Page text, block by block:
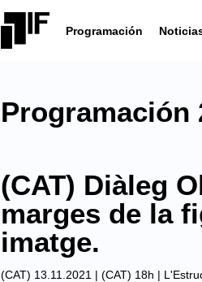
Programación
Programación
(CAT) Diàleg
marges de la
imatge.
(CAT) 13.11.2021 | (CAT) 18h |